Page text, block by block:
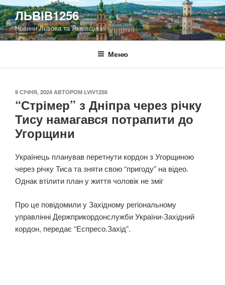
Перейти
до
вмісту
ЛЬВІВ1256
Новини Львова та Львівщини
Меню
ОПУБЛІКОВАНО
9 СІЧНЯ, 2024 АВТОРОМ LVIV1256
“Стрімер” з Дніпра через річку
Тису намагався потрапити до
Угорщини
Українець планував перетнути кордон з Угорщиною
через річку Тиса та зняти свою “пригоду” на відео.
Однак втілити план у життя чоловік не зміг
Про це повідомили у Західному регіональному
управлінні Держприкордонслужби України-Західний
кордон, передає “Еспресо.Захід”.